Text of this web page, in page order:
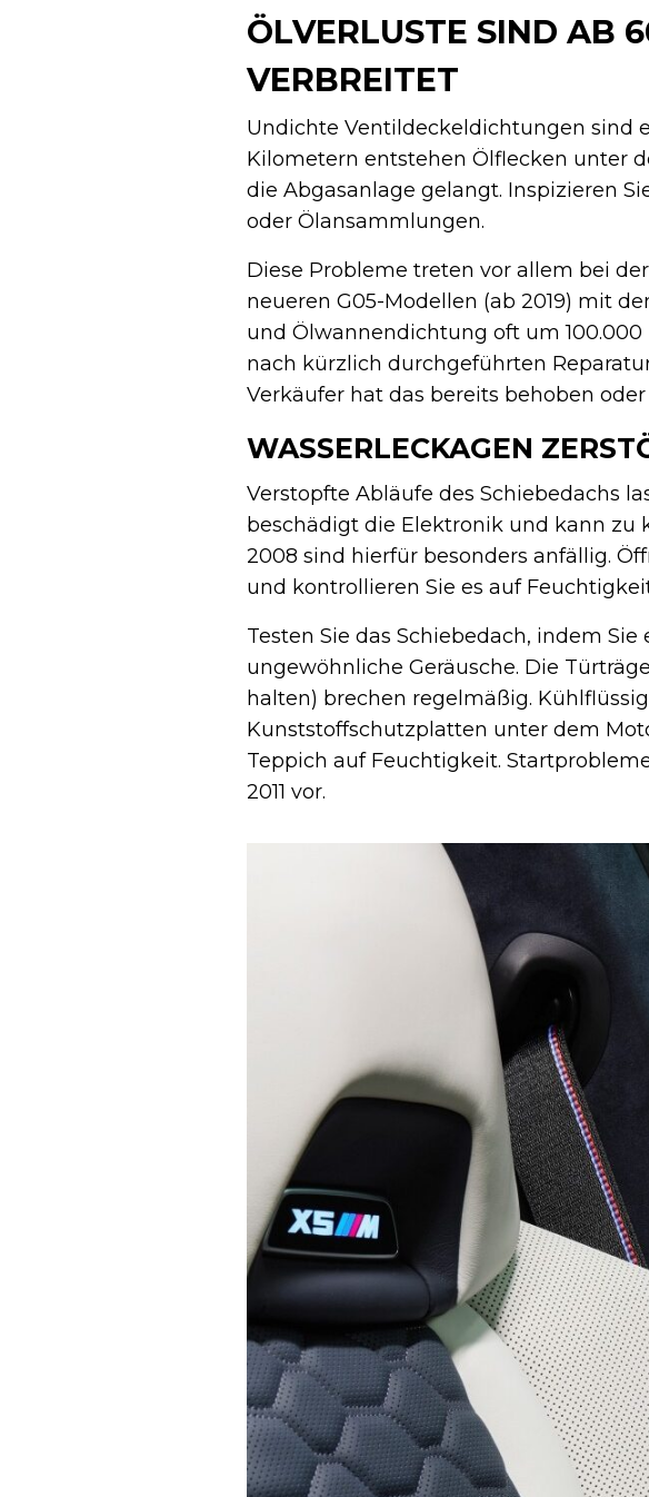
ÖLVERLUSTE SIND AB
VERBREITET
Undichte Ventildeckeldichtungen sind
Kilometern entstehen Ölflecken unter
die Abgasanlage gelangt. Inspizieren
oder Ölansammlungen.
Diese Probleme treten vor allem bei
neueren G05-Modellen (ab 2019) mit
und Ölwannendichtung oft um
nach kürzlich durchgeführten
Verkäufer hat das bereits behoben
WASSERLECKAGEN
Verstopfte Abläufe des Schiebedachs
beschädigt die Elektronik und kann zu
2008 sind hierfür besonders anfällig.
und kontrollieren Sie es auf
Testen Sie das Schiebedach, indem
ungewöhnliche Geräusche. Die
halten) brechen regelmäßig.
Kunststoffschutzplatten unter dem
Teppich auf Feuchtigkeit.
2011 vor.